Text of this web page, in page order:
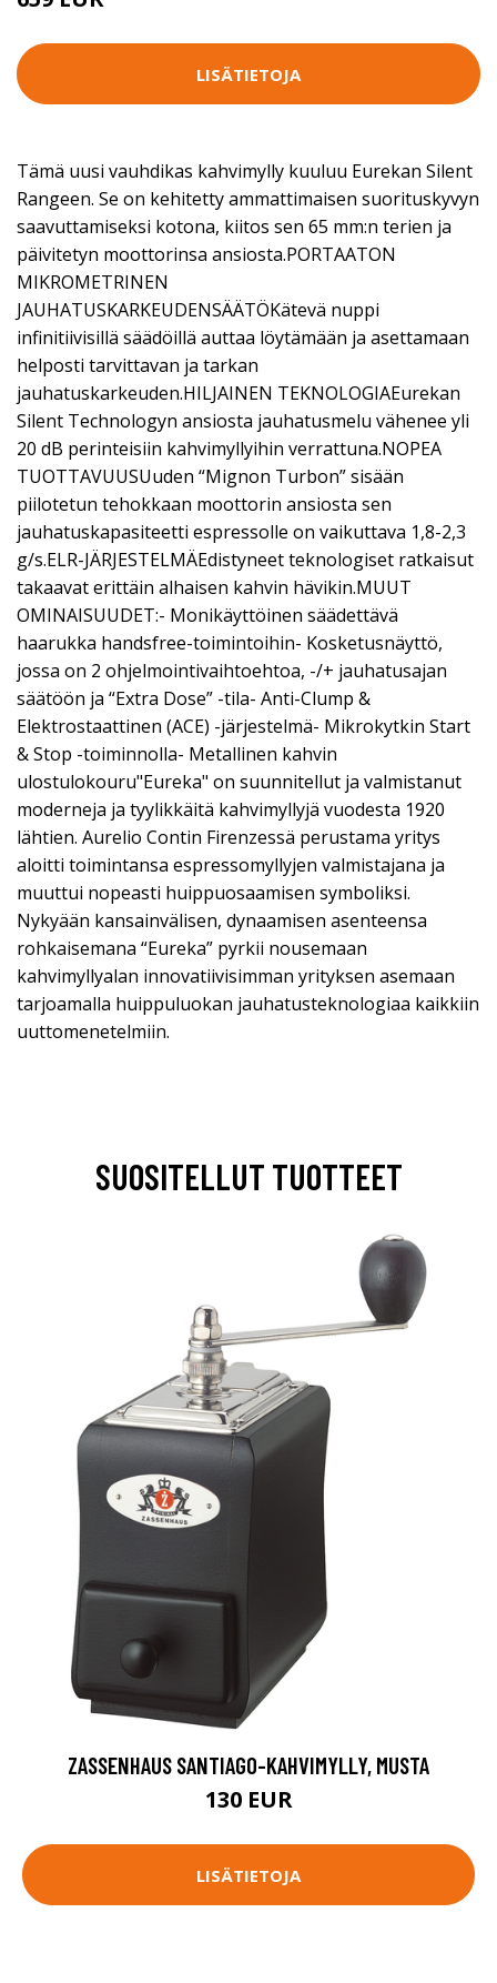
LISÄTIETOJA
Tämä uusi vauhdikas kahvimylly kuuluu Eurekan Silent
Rangeen. Se on kehitetty ammattimaisen suorituskyvyn
saavuttamiseksi kotona, kiitos sen 65 mm:n terien ja
päivitetyn moottorinsa ansiosta.PORTAATON
MIKROMETRINEN
JAUHATUSKARKEUDENSÄÄTÖKätevä nuppi
infinitiivisillä säädöillä auttaa löytämään ja asettamaan
helposti tarvittavan ja tarkan
jauhatuskarkeuden.HILJAINEN TEKNOLOGIAEurekan
Silent Technologyn ansiosta jauhatusmelu vähenee yli
20 dB perinteisiin kahvimyllyihin verrattuna.NOPEA
TUOTTAVUUSUuden “Mignon Turbon” sisään
piilotetun tehokkaan moottorin ansiosta sen
jauhatuskapasiteetti espressolle on vaikuttava 1,8-2,3
g/s.ELR-JÄRJESTELMÄEdistyneet teknologiset ratkaisut
takaavat erittäin alhaisen kahvin hävikin.MUUT
OMINAISUUDET:- Monikäyttöinen säädettävä
haarukka handsfree-toimintoihin- Kosketusnäyttö,
jossa on 2 ohjelmointivaihtoehtoa, -/+ jauhatusajan
säätöön ja “Extra Dose” -tila- Anti-Clump &
Elektrostaattinen (ACE) -järjestelmä- Mikrokytkin Start
& Stop -toiminnolla- Metallinen kahvin
ulostulokouru"Eureka" on suunnitellut ja valmistanut
moderneja ja tyylikkäitä kahvimyllyjä vuodesta 1920
lähtien. Aurelio Contin Firenzessä perustama yritys
aloitti toimintansa espressomyllyjen valmistajana ja
muuttui nopeasti huippuosaamisen symboliksi.
Nykyään kansainvälisen, dynaamisen asenteensa
rohkaisemana “Eureka” pyrkii nousemaan
kahvimyllyalan innovatiivisimman yrityksen asemaan
tarjoamalla huippuluokan jauhatusteknologiaa kaikkiin
uuttomenetelmiin.
SUOSITELLUT TUOTTEET
ZASSENHAUS SANTIAGO-KAHVIMYLLY, MUSTA
130 EUR
LISÄTIETOJA